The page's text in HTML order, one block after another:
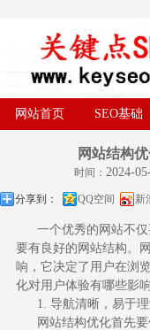
网站首页 SEO基础
网站结构
时间： 2024-
分享到： QQ空间 新
一个优秀的网站不仅
要有良好的网站结构。
响，它决定了用户在浏
化对用户体验有哪些影
1. 导航清晰，易于理
网站结构优化首先要